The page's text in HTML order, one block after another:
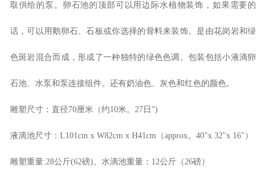
取供给的泵。卵石池的顶部可以用边际水植物装饰，如果需要的
话，可以用鹅卵石、石板或你选择的骨料来装饰。是由花岗岩和绿
色斑岩混合而成，形成了一种独特的绿色色调。包装包括小液滴卵
石池、水泵和泵连接组件。还有奶油色、灰色和红色的颜色。
雕塑尺寸：直径70厘米（约10米。27日”)
液滴池尺寸：L101cm x W82cm x H41cm（approx。40"x 32"x 16"）
雕塑重量:28公斤(62磅)。水滴池重量：12公斤（26磅）